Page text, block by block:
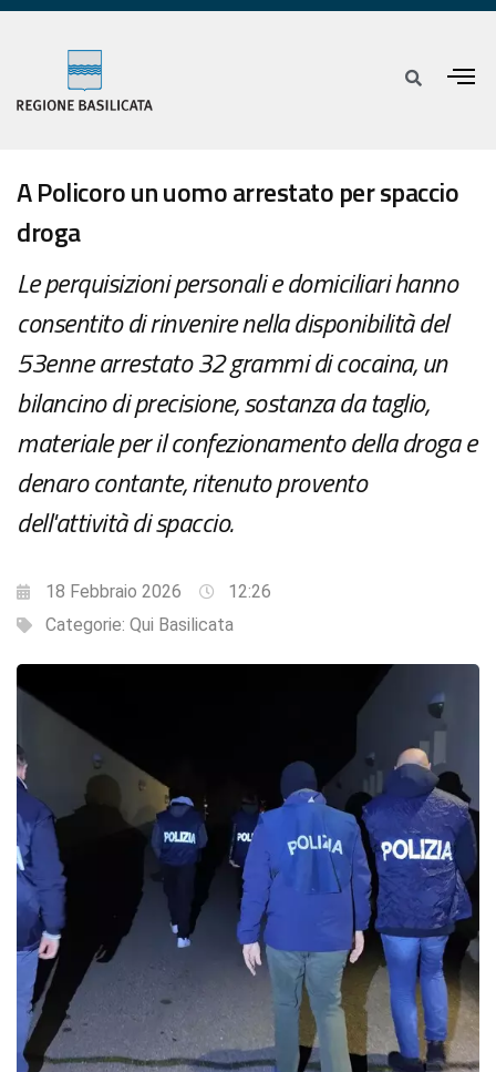
A Policoro un uomo arrestato per spaccio
droga
Le perquisizioni personali e domiciliari hanno
consentito di rinvenire nella disponibilità del
53enne arrestato 32 grammi di cocaina, un
bilancino di precisione, sostanza da taglio,
materiale per il confezionamento della droga e
denaro contante, ritenuto provento
dell'attività di spaccio.
18 Febbraio 2026
12:26
Categorie: Qui Basilicata